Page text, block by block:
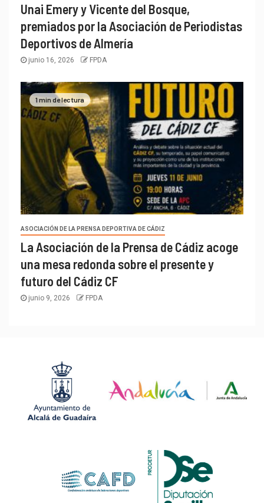
Unai Emery y Vicente del Bosque,
premiados por la Asociación de Periodistas
Deportivos de Almería
junio 16, 2026 FPDA
1 min de lectura
ASOCIACIÓN DE LA PRENSA DEPORTIVA DE CÁDIZ
La Asociación de la Prensa de Cádiz acoge
una mesa redonda sobre el presente y
futuro del Cádiz CF
junio 9, 2026 FPDA